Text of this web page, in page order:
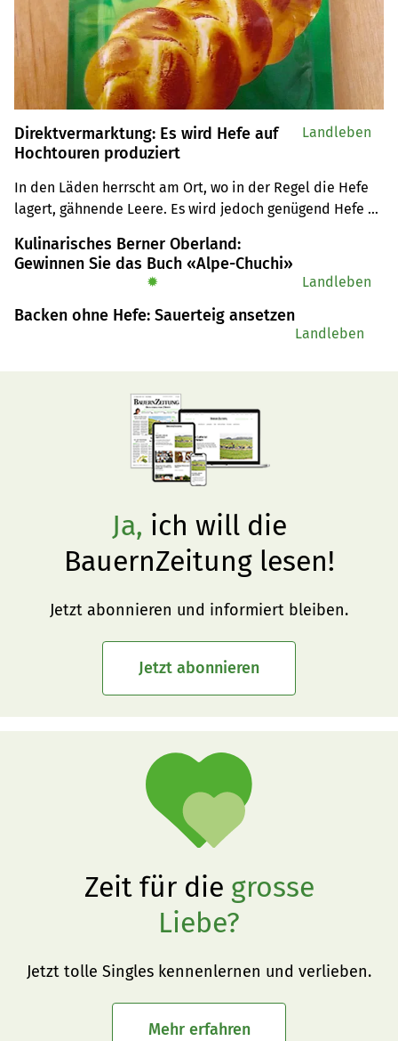
Direktvermarktung: Es wird Hefe auf
Hochtouren produziert
In den Läden herrscht am Ort, wo in der Regel die Hefe
lagert, gähnende Leere. Es wird jedoch genügend Hefe
Landleben
Kulinarisches Berner Oberland:
Gewinnen Sie das Buch «Alpe-Chuchi»
✹ Landleben
Backen ohne Hefe: Sauerteig ansetzen
Landleben
Ja, ich will die
BauernZeitung lesen!
Jetzt abonnieren und informiert bleiben.
Jetzt abonnieren
Zeit für die grosse
Liebe?
Jetzt tolle Singles kennenlernen und verlieben.
Mehr erfahren